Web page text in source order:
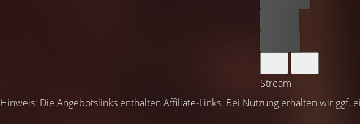
Stream
Hinweis: Die Angebotslinks enthalten Affiliate-Links. Bei Nutzung erhalten wir ggf.